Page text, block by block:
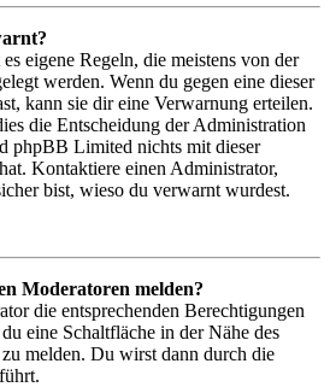
eigene Regeln, die meistens von der
werden. Wenn du gegen eine dieser
kann sie dir eine Verwarnung erteilen.
die Entscheidung der Administration
phpBB Limited nichts mit dieser
Kontaktiere einen Administrator,
bist, wieso du verwarnt wurdest.
Moderatoren melden?
die entsprechenden Berechtigungen
eine Schaltfläche in der Nähe des
melden. Du wirst dann durch die